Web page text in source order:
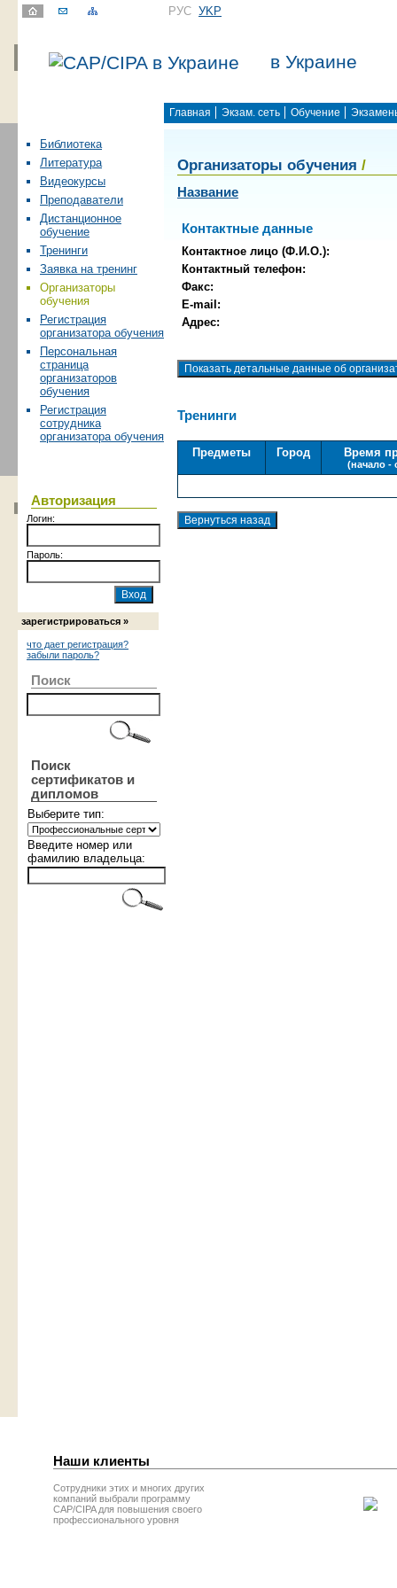
РУС УKР
в Украине
Главная Экзам. сеть Обучение
Библиотека
Литература
Видеокурсы
Преподаватели
Дистанционное
обучение
Тренинги
Заявка на тренинг
Организаторы
обучения
Регистрация
организатора обучения
Персональная
страница
организаторов
обучения
Регистрация
сотрудника
организатора обучения
Авторизация
Логин:
Пароль:
зарегистрироваться »
что дает регистрация?
забыли пароль?
Поиск
Поиск
сертификатов и
дипломов
Выберите тип:
Введите номер или
фамилию владельца:
Организаторы обучения /
Название
Контактные данные
Контактное лицо (Ф.И.О.):
Контактный телефон:
Факс:
E-mail:
Адрес:
Тренинги
Предметы Город Время
(начало -
Наши клиенты
Сотрудники этих и многих других
компаний выбрали программу
CAP/CIPA для повышения своего
профессионального уровня